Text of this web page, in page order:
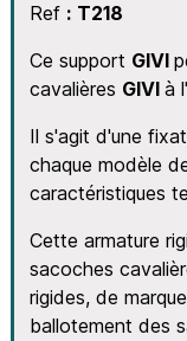
Ref : T218
Ce support GIVI
cavalières GIVI à
Il s'agit d'une
chaque modèle
caractéristiques
Cette armature
sacoches
rigides, de
ballotement des